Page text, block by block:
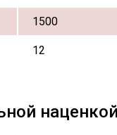
1500
12
наценкой